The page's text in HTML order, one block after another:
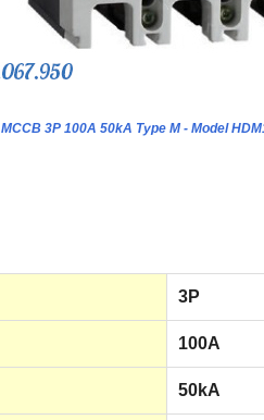
Tủ nhựa âm tường 18 module - Model
HDPZ50PR18IP30F
0909.067.950 Ms.Châu
MCCB 3P 100A 50kA Type M - Model
3P
100A
50kA